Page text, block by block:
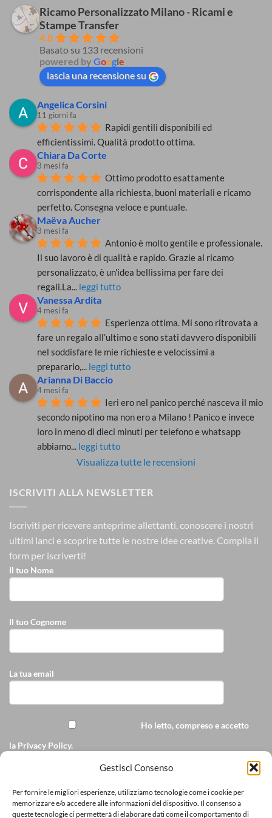
Gestisci Consenso
Per fornire le migliori esperienze, utilizziamo tecnologie come i cookie per
memorizzare e/o accedere alle informazioni del dispositivo. Il consenso a
queste tecnologie ci permetterà di elaborare dati come il comportamento di
il
rischio
di
contagio
da
coronavirus
chirurgiche
e
dispositivi
di
protezione
individuale
(DPI)
obbligatori:
come
rispettare
le
anti
coronavirus?
Tecniche
di
personalizzazione
su
tessuto:
quali
scegliere?
Ricamo Personalizzato Milano - Ricami e
Stampe Transfer
4.8
Basato su 133 recensioni
powered by Google
lascia una recensione su
Angelica Corsini
11 giorni fa
Rapidi gentili disponibili ed
efficientissimi. Qualità prodotto ottima.
Chiara Da Corte
3 mesi fa
Ottimo prodotto esattamente
corrispondente alla richiesta, buoni materiali e ricamo
perfetto. Consegna veloce e puntuale.
Maëva Aucher
3 mesi fa
Antonio è molto gentile e professionale.
Il suo lavoro è di qualità e rapido. Grazie al ricamo
personalizzato, è un'idea bellissima per fare dei
regali.La... leggi tutto
Vanessa Ardita
4 mesi fa
Esperienza ottima. Mi sono ritrovata a
fare un regalo all’ultimo e sono stati davvero disponibili
nel soddisfare le mie richieste e velocissimi a
prepararlo,... leggi tutto
Arianna Di Baccio
4 mesi fa
Ieri ero nel panico perché nasceva il mio
secondo nipotino ma non ero a Milano ! Panico e invece
loro in meno di dieci minuti per telefono e whatsapp
abbiamo... leggi tutto
Visualizza tutte le recensioni
ISCRIVITI ALLA NEWSLETTER
Iscriviti per ricevere anteprime allettanti, conoscere i nostri
ultimi lanci e scoprire tutte le nostre idee creative. Compila il
form per iscriverti!
Il tuo Nome
Il tuo Cognome
La tua email
Ho letto, compreso e accetto
la Privacy Policy.
ricamopersonalizzato.it via e-mail